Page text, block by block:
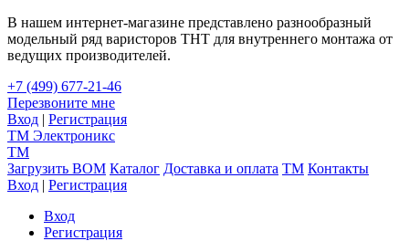
В нашем интернет-магазине представлено разнообразный
модельный ряд варисторов ТНТ для внутреннего монтажа от
ведущих производителей.
+7 (499) 677-21-46
Перезвоните мне
Вход | Регистрация
TM Электроникс
TM
Загрузить BOM Каталог Доставка и оплата TM Контакты
Вход | Регистрация
Вход
Регистрация